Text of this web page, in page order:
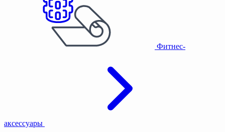
Фитнес-
аксессуары